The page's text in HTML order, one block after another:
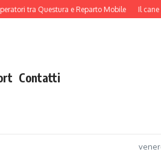
tra Questura e Reparto Mobile Il cane
Contatti